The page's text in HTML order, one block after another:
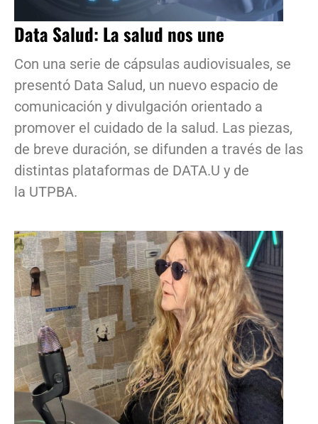
Data Salud: La salud nos une
Con una serie de cápsulas audiovisuales, se
presentó Data Salud, un nuevo espacio de
comunicación y divulgación orientado a
promover el cuidado de la salud. Las piezas,
de breve duración, se difunden a través de las
distintas plataformas de DATA.U y de
la UTPBA.